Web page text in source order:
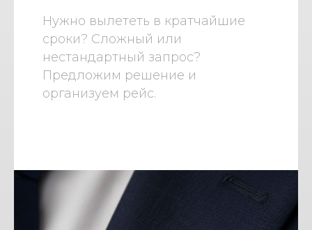
Нужно вылететь в кратчайшие
сроки? Сложный или
нестандартный запрос?
Предложим решение и
организуем рейс.